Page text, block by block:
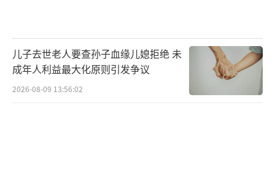
儿子去世老人要查孙子血缘儿媳拒绝 未
成年人利益最大化原则引发争议
2026-08-09 13:56:02